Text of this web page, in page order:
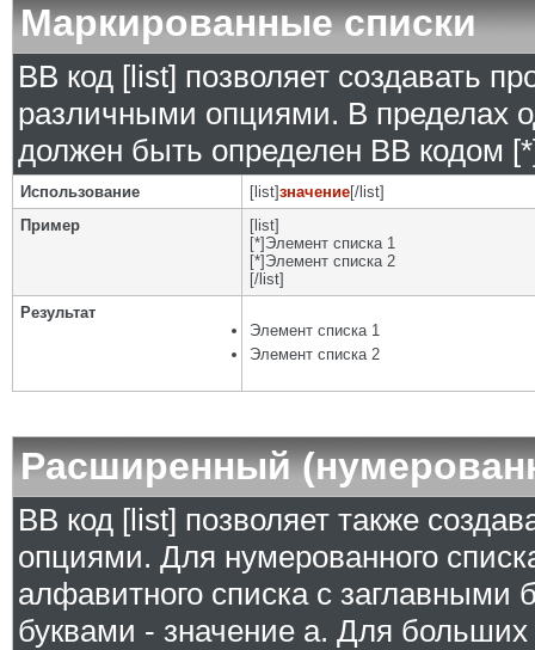
Маркированные списки
BB код [list] позволяет создавать
различными опциями. В пределах
должен быть определен BB кодом
Использование [list]значение[/list]
Пример
[list]
[*]Элемент списка 1
[*]Элемент списка 2
[/list]
Результат
Элемент списка 1
Элемент списка 2
Расширенный
BB код [list] позволяет также
опциями. Для нумерованного
алфавитного списка с
буквами - значение а. Для